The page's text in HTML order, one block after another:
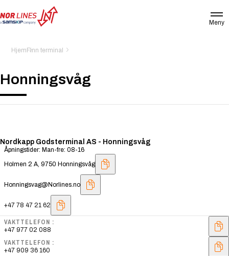
NORWAY
Meny
Hjem Finn terminal
Honningsvåg
Nordkapp Godsterminal AS - Honningsvåg
Åpningstider: Man-fre: 08-16
Holmen 2 A, 9750 Honningsvåg
Honningsvag@Norlines.no
+47 78 47 21 62
VAKTTELEFON :
+47 977 02 088
VAKTTELEFON :
+47 909 36 160